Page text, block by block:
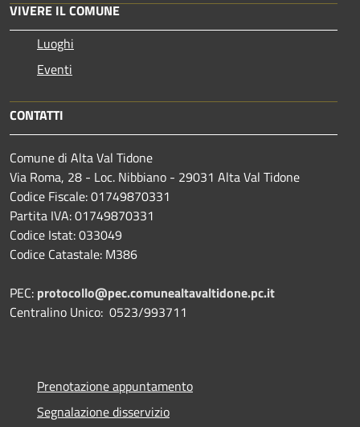
VIVERE IL COMUNE
Luoghi
Eventi
CONTATTI
Comune di Alta Val Tidone
Via Roma, 28 - Loc. Nibbiano - 29031 Alta Val Tidone
Codice Fiscale: 01749870331
Partita IVA: 01749870331
Codice Istat: 033049
Codice Catastale: M386
PEC: protocollo@pec.comunealtavaltidone.pc.it
Centralino Unico: 0523/993711
Prenotazione appuntamento
Segnalazione disservizio